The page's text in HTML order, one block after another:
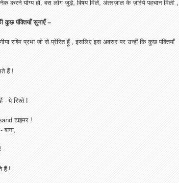
करने योग्य हो, बस लोग जुडे़, विषय मिले, अंतरज़ाल के ज़रिये पहचान मिली ,
कुछ पंक्तियाँ सुनाएँ –
रश्मि प्रभा जी से प्रेरित हूँ , इसलिए इस अवसर पर उन्हीं कि कुछ पंक्तियाँ
हैं !
- ये रिश्ते !
टाइमर !
बाना,
हैं !